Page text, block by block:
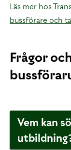
Läs mer hos
bussförare och
Frågor
Vem kan